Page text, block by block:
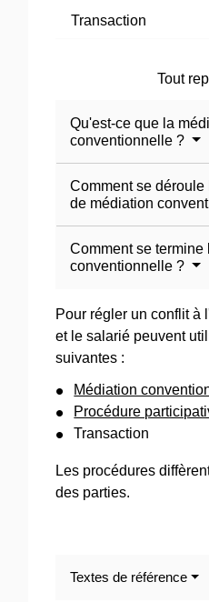
Transaction
Tout
Qu'est-ce que la
conventionnelle ?
Comment se déroule
de médiation
Comment se termine
conventionnelle ?
Pour régler un conflit à
et le salarié peuvent
suivantes :
Médiation
Procédure
Transaction
Les procédures
des parties.
Textes de référence